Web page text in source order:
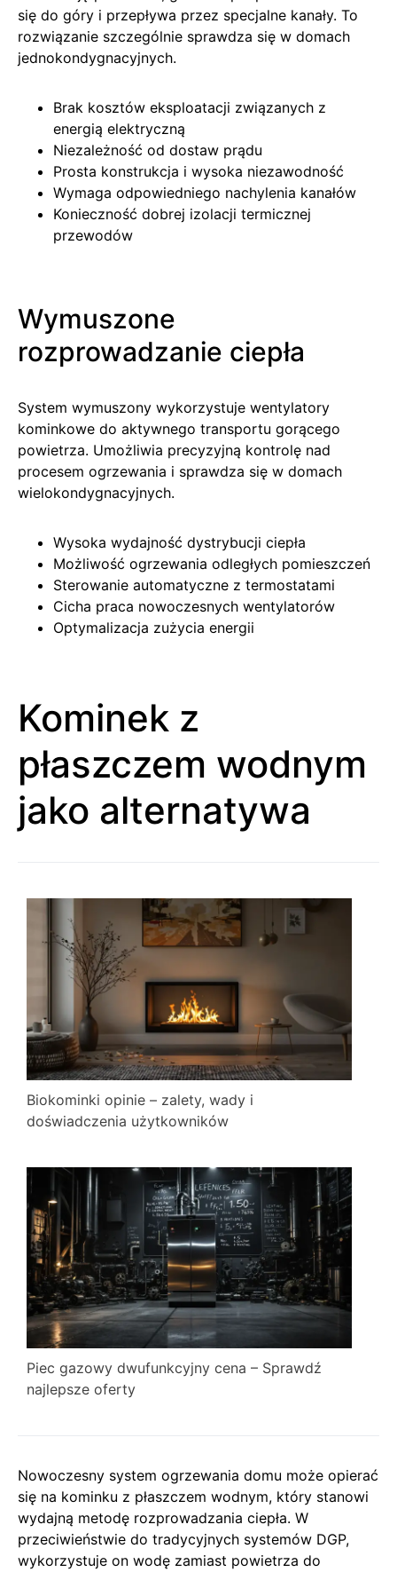
się do góry i przepływa przez specjalne kanały. To
rozwiązanie szczególnie sprawdza się w domach
jednokondygnacyjnych.
Brak kosztów eksploatacji związanych z
energią elektryczną
Niezależność od dostaw prądu
Prosta konstrukcja i wysoka niezawodność
Wymaga odpowiedniego nachylenia kanałów
Konieczność dobrej izolacji termicznej
przewodów
Wymuszone
rozprowadzanie ciepła
System wymuszony wykorzystuje wentylatory
kominkowe do aktywnego transportu gorącego
powietrza. Umożliwia precyzyjną kontrolę nad
procesem ogrzewania i sprawdza się w domach
wielokondygnacyjnych.
Wysoka wydajność dystrybucji ciepła
Możliwość ogrzewania odległych pomieszczeń
Sterowanie automatyczne z termostatami
Cicha praca nowoczesnych wentylatorów
Optymalizacja zużycia energii
Kominek z
płaszczem wodnym
jako alternatywa
Biokominki opinie – zalety, wady i
doświadczenia użytkowników
Piec gazowy dwufunkcyjny cena – Sprawdź
najlepsze oferty
Nowoczesny system ogrzewania domu może opierać
się na kominku z płaszczem wodnym, który stanowi
wydajną metodę rozprowadzania ciepła. W
przeciwieństwie do tradycyjnych systemów DGP,
wykorzystuje on wodę zamiast powietrza do